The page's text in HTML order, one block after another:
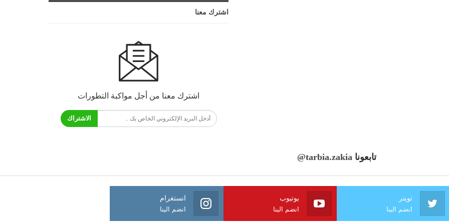
اشترك معنا
اشترك معنا من أجل مواكبة التطورات
الاشتراك
تابعونا @tarbia.zakia
تويتر
انضم الينا
يوتيوب
انضم الينا
انستغرام
انضم الينا